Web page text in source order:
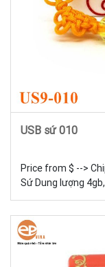
USB sứ 010
Price from $ -->
Sứ Dung lượng
Trọng lượng 18g